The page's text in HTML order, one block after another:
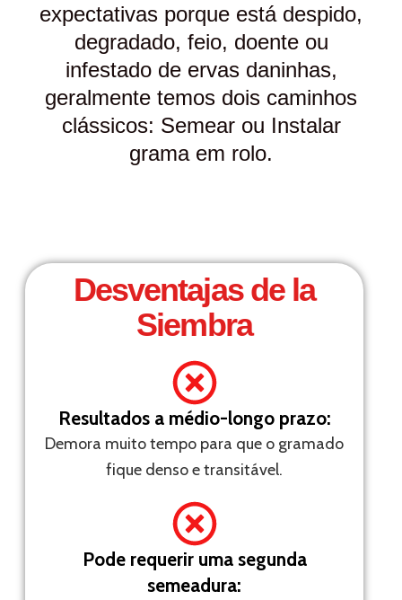
expectativas porque está despido,
degradado, feio, doente ou
infestado de ervas daninhas,
geralmente temos dois caminhos
clássicos: Semear ou Instalar
grama em rolo.
Desventajas de la
Siembra
Resultados a médio-longo prazo:
Demora muito tempo para que o gramado
fique denso e transitável.
Pode requerir uma segunda
semeadura: